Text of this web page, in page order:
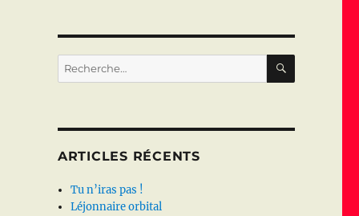
Recherche
pour :
ARTICLES RÉCENTS
Tu n’iras pas !
Léjonnaire orbital